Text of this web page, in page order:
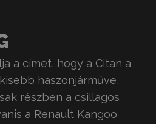
a címet, hogy a Citan a
haszonjárműve,
részben a csillagos
a Renault Kangoo